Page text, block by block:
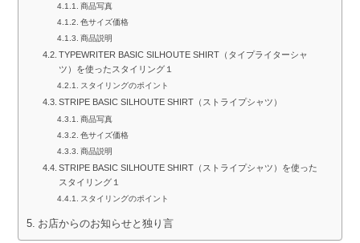
商品写真
色サイズ価格
商品説明
TYPEWRITER BASIC SILHOUTE SHIRT（タイプライターシャ
ツ）を使ったスタイリング１
スタイリングのポイント
STRIPE BASIC SILHOUTE SHIRT（ストライプシャツ）
商品写真
色サイズ価格
商品説明
STRIPE BASIC SILHOUTE SHIRT（ストライプシャツ）を使った
スタイリング１
スタイリングのポイント
お店からのお知らせと独り言